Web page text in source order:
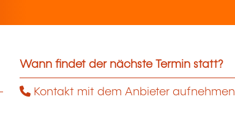
Wann findet der nächste Termin statt?
Kontakt mit dem Anbieter aufnehmen